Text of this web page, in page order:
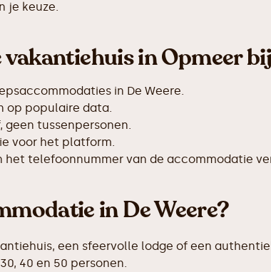
je keuze.
in Opmeer
in De Weere.
op populaire data.
geen tussenpersonen.
voor het platform.
het telefoonnummer van de accommodatie
in De Weere?
een sfeervolle lodge of een
40 en 50 personen.